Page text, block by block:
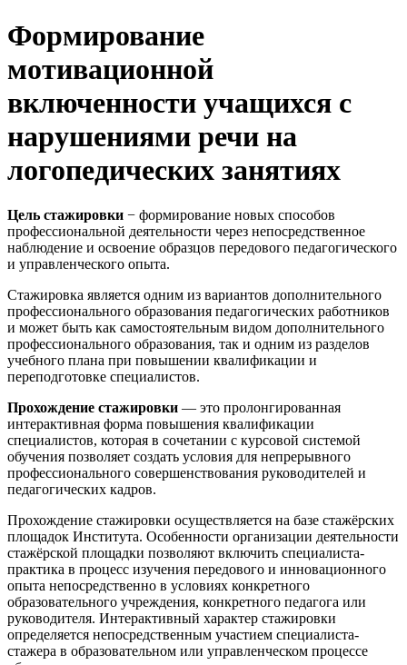
Формирование
мотивационной
включенности учащихся с
нарушениями речи на
логопедических занятиях
Цель стажировки − формирование новых способов
профессиональной деятельности через непосредственное
наблюдение и освоение образцов передового педагогического
и управленческого опыта.
Стажировка является одним из вариантов дополнительного
профессионального образования педагогических работников
и может быть как самостоятельным видом дополнительного
профессионального образования, так и одним из разделов
учебного плана при повышении квалификации и
переподготовке специалистов.
Прохождение стажировки — это пролонгированная
интерактивная форма повышения квалификации
специалистов, которая в сочетании с курсовой системой
обучения позволяет создать условия для непрерывного
профессионального совершенствования руководителей и
педагогических кадров.
Прохождение стажировки осуществляется на базе стажёрских
площадок Института. Особенности организации деятельности
стажёрской площадки позволяют включить специалиста-
практика в процесс изучения передового и инновационного
опыта непосредственно в условиях конкретного
образовательного учреждения, конкретного педагога или
руководителя. Интерактивный характер стажировки
определяется непосредственным участием специалиста-
стажера в образовательном или управленческом процессе